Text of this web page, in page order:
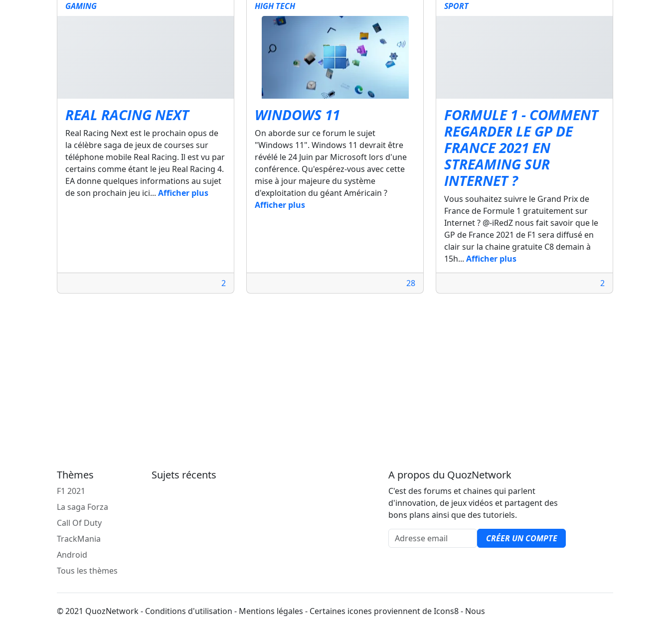
GAMING
REAL RACING NEXT
Real Racing Next est le prochain opus de
la célèbre saga de jeux de courses sur
téléphone mobile Real Racing. Il est vu par
certains comme étant le jeu Real Racing 4.
EA donne quelques informations au sujet
de son prochain jeu ici... Afficher plus
2
HIGH TECH
WINDOWS 11
On aborde sur ce forum le sujet
"Windows 11". Windows 11 devrait être
révélé le 24 Juin par Microsoft lors d'une
conférence. Qu'espérez-vous avec cette
mise à jour majeure du système
d'exploitation du géant Américain ?
Afficher plus
28
SPORT
FORMULE 1 - COMMENT
REGARDER LE GP DE
FRANCE 2021 EN
STREAMING SUR
INTERNET ?
Vous souhaitez suivre le Grand Prix de
France de Formule 1 gratuitement sur
Internet ? @-iRedZ nous fait savoir que le
GP de France 2021 de F1 sera diffusé en
clair sur la chaine gratuite C8 demain à
15h... Afficher plus
2
Thèmes
F1 2021
La saga Forza
Call Of Duty
TrackMania
Android
Tous les thèmes
Sujets récents A propos du QuozNetwork
C'est des forums et chaines qui parlent
d'innovation, de jeux vidéos et partagent des
bons plans ainsi que des tutoriels.
Adresse email
CRÉER UN COMPTE
© 2021 QuozNetwork - Conditions d'utilisation - Mentions légales - Certaines icones proviennent de Icons8 - Nous